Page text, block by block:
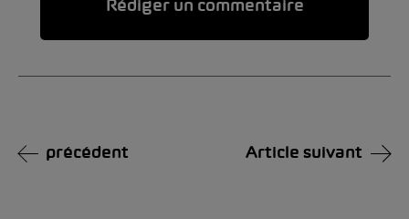
précédent Article suivant